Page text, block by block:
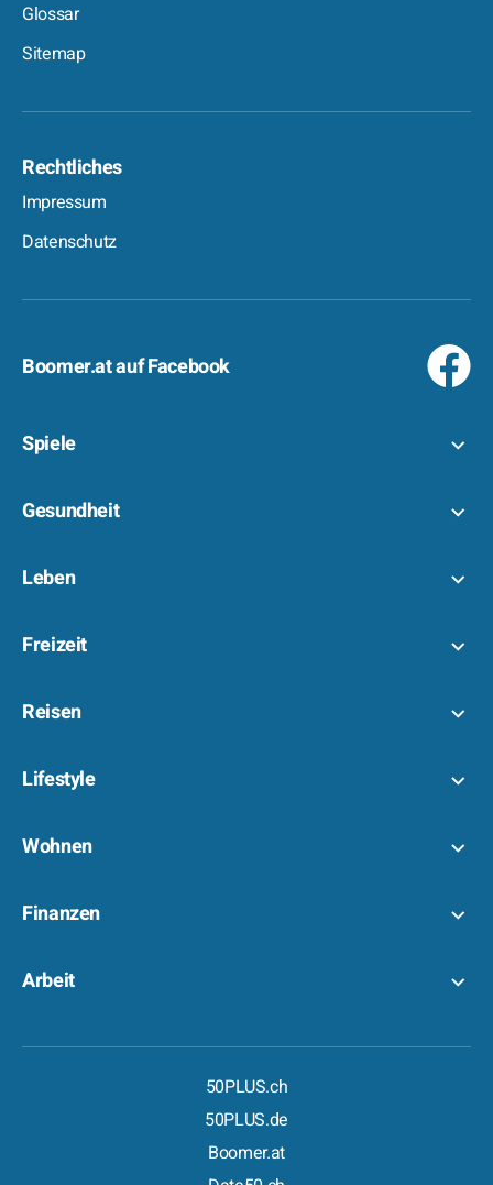
Glossar
Sitemap
Rechtliches
Impressum
Datenschutz
Boomer.at auf Facebook
Spiele
Gesundheit
Leben
Freizeit
Reisen
Lifestyle
Wohnen
Finanzen
Arbeit
50PLUS.ch
50PLUS.de
Boomer.at